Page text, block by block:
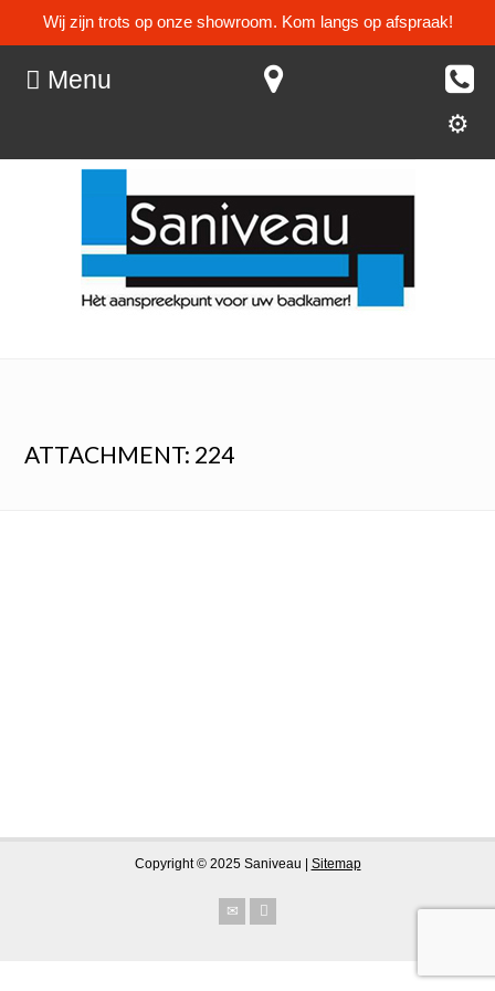
Wij zijn trots op onze showroom. Kom langs op afspraak!
Menu
ATTACHMENT: 224
Copyright © 2025 Saniveau | Sitemap